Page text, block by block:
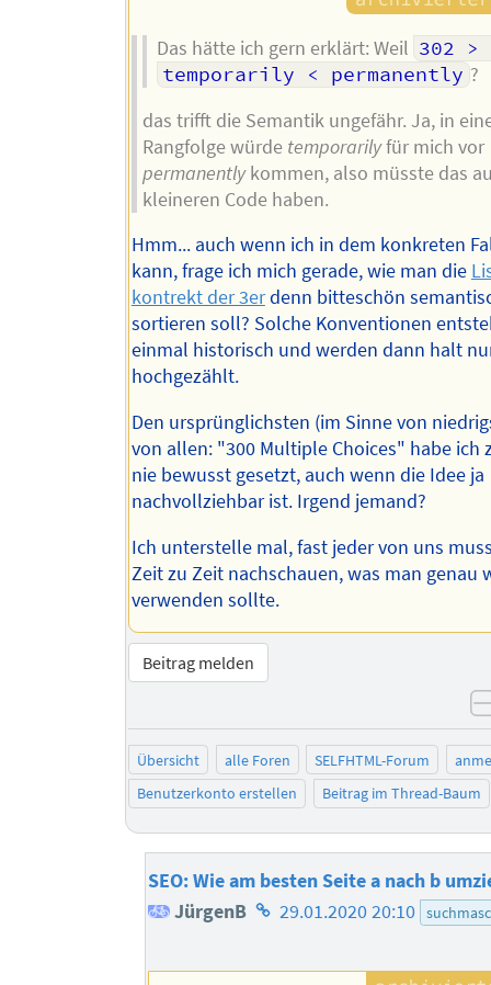
Das hätte ich gern erklärt: Weil 302 >
temporarily < permanently ?
das trifft die Semantik ungefähr. Ja, in
Rangfolge würde temporarilyfür mich vor
permanentlykommen, also müsste das
kleineren Code haben.
Hmm... auch wenn ich in dem konkreten
kann, frage ich mich gerade, wie man die
kontrekt der 3erdenn bitteschön
sortieren soll? Solche Konventionen
einmal historisch und werden dann halt
hochgezählt.
Den ursprünglichsten (im Sinne von
von allen: "300 Multiple Choices" habe ich
nie bewusst gesetzt, auch wenn die Idee ja
nachvollziehbar ist. Irgend jemand?
Ich unterstelle mal, fast jeder von uns
Zeit zu Zeit nachschauen, was man genau
verwenden sollte.
Beitrag melden
Übersicht alle Foren SELFHTML-Forum
Benutzerkonto erstellen
Beitrag im Thread-Baum
SEO: Wie am besten Seite a nach b
JürgenB Homepage
Autors
29.01.2020 20:10